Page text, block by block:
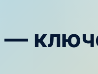
—